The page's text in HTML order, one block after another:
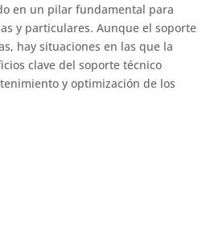
en un pilar fundamental para
y particulares. Aunque el soporte
hay situaciones en las que la
clave del soporte técnico
y optimización de los